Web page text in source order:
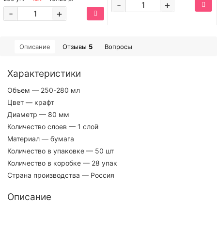
+
-
+
-
Описание Отзывы 5 Вопросы
Характеристики
Объем — 250-280 мл
Цвет — крафт
Диаметр — 80 мм
Количество слоев — 1 слой
Материал — бумага
Количество в упаковке — 50 шт
Количество в коробке — 28 упак
Страна производства — Россия
Описание